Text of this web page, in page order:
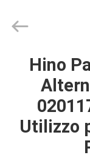
CASA
PRODOTTI
Technology
Hino
Utilizzo